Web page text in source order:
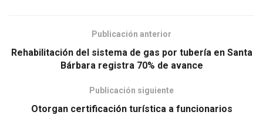
Publicación anterior
Rehabilitación del sistema de gas por tubería en Santa
Bárbara registra 70% de avance
Publicación siguiente
Otorgan certificación turística a funcionarios